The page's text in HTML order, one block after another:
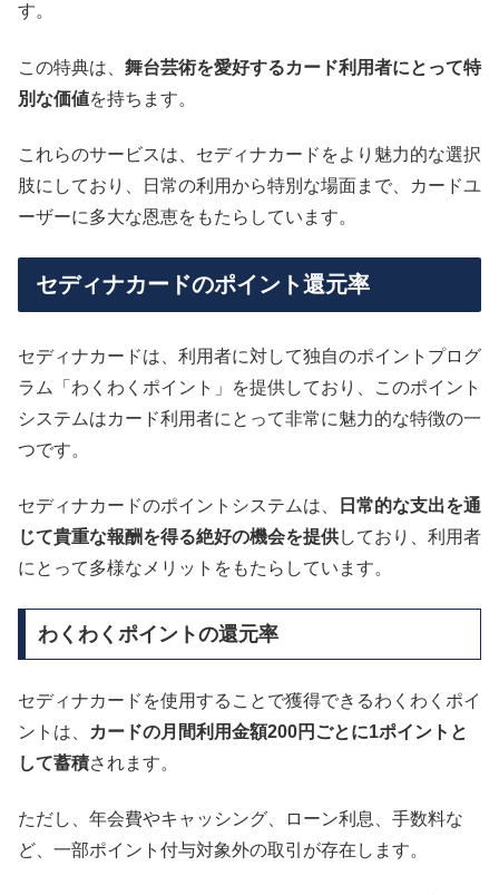
す。
この特典は、 舞台芸術を愛好するカード利用者にとって特
別な価値を持ちます。
これらのサービスは、セディナカードをより魅力的な選択
肢にしており、日常の利用から特別な場面まで、カードユ
ーザーに多大な恩恵をもたらしています。
セディナカードのポイント還元率
セディナカードは、利用者に対して独自のポイントプログ
ラム「わくわくポイント」を提供しており、このポイント
システムはカード利用者にとって非常に魅力的な特徴の一
つです。
セディナカードのポイントシステムは、
日常的な支出を通
じて貴重な報酬を得る絶好の機会を提供しており、利用者
にとって多様なメリットをもたらしています。
わくわくポイントの還元率
セディナカードを使用することで獲得できるわくわくポイ
ントは、
カードの月間利用金額200円ごとに1ポイントと
して蓄積されます。
ただし、年会費やキャッシング、ローン利息、手数料な
ど、一部ポイント付与対象外の取引が存在します。